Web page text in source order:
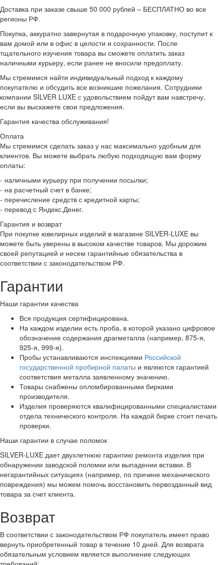
Доставка при заказе свыше 50 000 рублей – БЕСПЛАТНО во все
регионы РФ.
Покупка, аккуратно завернутая в подарочную упаковку, поступит к
вам домой или в офис в целости и сохранности. После
тщательного изучения товара вы сможете оплатить заказ
наличными курьеру, если ранее не вносили предоплату.
Мы стремимся найти индивидуальный подход к каждому
покупателю и обсудить все возникшие пожелания. Сотрудники
компании SILVER LUXE с удовольствием пойдут вам навстречу,
если вы выскажете свои предложения.
Гарантия качества обслуживания!
Оплата
Мы стремимся сделать заказ у нас максимально удобным для
клиентов. Вы можете выбрать любую подходящую вам форму
оплаты:
- наличными курьеру при получении посылки;
- на расчетный счет в банке;
- перечисление средств с кредитной карты;
- перевод с Яндекс.Денег.
Гарантия и возврат
При покупке ювелирных изделий в магазине SILVER-LUXE вы
можете быть уверены в высоком качестве товаров. Мы дорожим
своей репутацией и несем гарантийные обязательства в
соответствии с законодательством РФ.
Гарантии
Наши гарантии качества
Вся продукция сертифицирована.
На каждом изделии есть проба, в которой указано цифровое
обозначение содержания драгметалла (например, 875-я,
925-я, 999-я).
Пробы устанавливаются инспекциями Российской
государственной пробирной палаты и являются гарантией
соответствия металла заявленному значению.
Товары снабжены опломбированными бирками
производителя.
Изделия проверяются квалифицированными специалистами
отдела технического контроля. На каждой бирке стоит печать
проверки.
Наши гарантии в случае поломок
SILVER-LUXE дает двухлетнюю гарантию ремонта изделия при
обнаружении заводской поломки или выпадении вставки. В
негарантийных ситуациях (например, по причине механического
повреждения) мы можем помочь восстановить первозданный вид
товара за счет клиента.
Возврат
В соответствии с законодательством РФ покупатель имеет право
вернуть приобретенный товар в течение 10 дней. Для возврата
обязательным условием является выполнение следующих